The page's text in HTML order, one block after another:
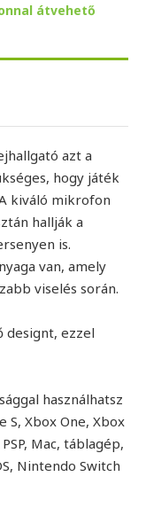
átvehető
azt a
hogy játék
kiváló mikrofon
hallják a
is.
van, amely
viselés során.
designt, ezzel
használhatsz
S, Xbox One, Xbox
Mac, táblagép,
Nintendo Switch